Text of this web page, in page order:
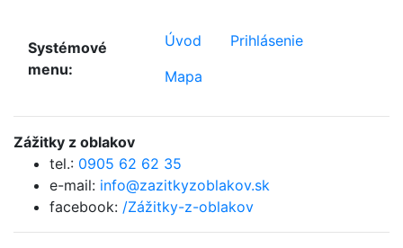
Systémové
menu:
Úvod
Prihlásenie
Mapa
Zážitky z oblakov
tel.: 0905 62 62 35
e-mail: info@zazitkyzoblakov.sk
facebook: /Zážitky-z-oblakov